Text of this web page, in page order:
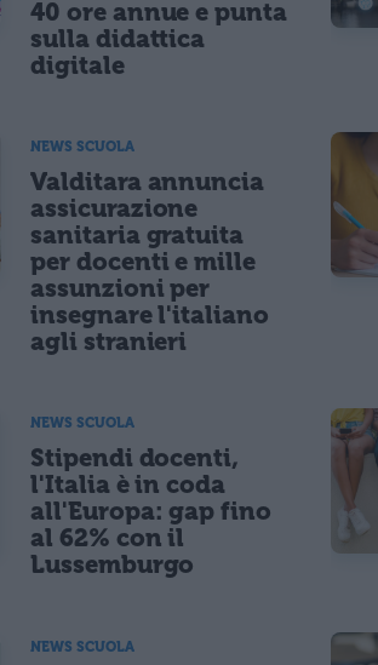
40 ore annue e punta
sulla didattica
digitale
NEWS SCUOLA
Valditara annuncia
assicurazione
sanitaria gratuita
per docenti e mille
assunzioni per
insegnare l'italiano
agli stranieri
NEWS SCUOLA
Stipendi docenti,
l'Italia è in coda
all'Europa: gap fino
al 62% con il
Lussemburgo
NEWS SCUOLA